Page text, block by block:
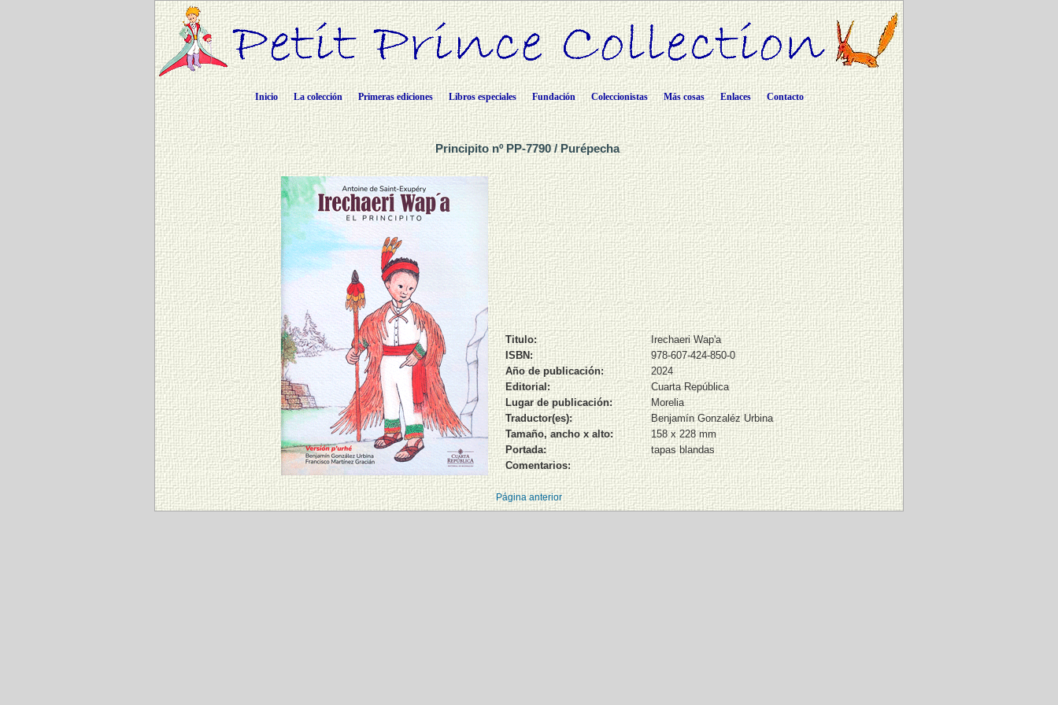
Inicio La colección Primeras ediciones Libros especiales Fundación Coleccionistas Más cosas Enlaces Contacto
Principito nº PP-7790 / Purépecha
Titulo:
Irechaeri Wap'a
ISBN:
978-607-424-850-0
Año de publicación:
2024
Editorial:
Cuarta República
Lugar de publicación:
Morelia
Traductor(es):
Benjamín Gonzaléz Urbina
Tamaño, ancho x alto:
158 x 228 mm
Portada:
tapas blandas
Comentarios:
Página anterior